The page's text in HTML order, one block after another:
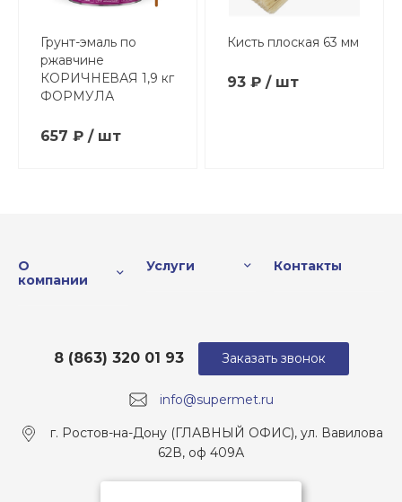
Грунт-эмаль по
ржавчине
КОРИЧНЕВАЯ 1,9 кг
ФОРМУЛА
657 ₽ / шт
Кисть плоская 63 мм
93 ₽ / шт
О
компании
Услуги Контакты
info@supermet.ru
8 (863) 320 01 93
г. Ростов-на-Дону (ГЛАВНЫЙ ОФИС), ул. Вавилова
62В, оф 409А
Заказать звонок